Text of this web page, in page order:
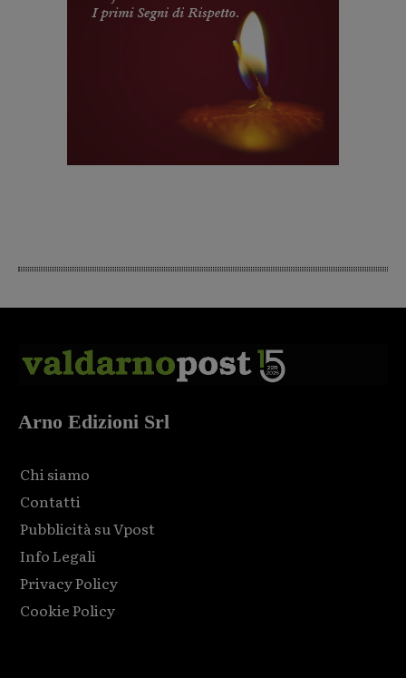
Arno Edizioni Srl
Chi siamo
Contatti
Pubblicità su Vpost
Info Legali
Privacy Policy
Cookie Policy